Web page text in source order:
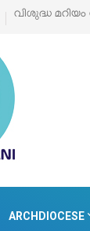
തിരുനാൾ
ARCHDIOCESE